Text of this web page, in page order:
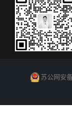
苏公网安